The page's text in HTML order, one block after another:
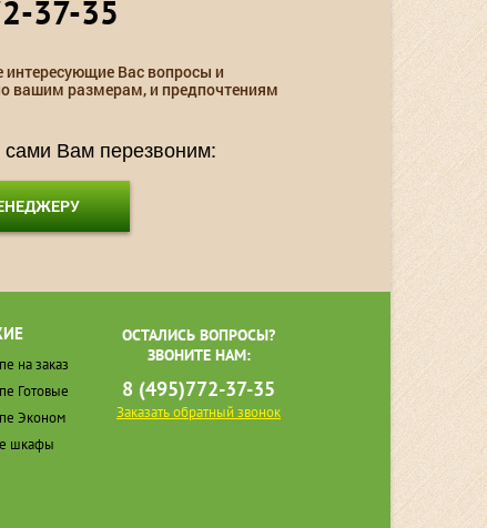
37-35
Вас вопросы и
вашим размерам, и предпочтениям
Вам перезвоним:
на заказ
Готовые
Эконом
шкафы
ОСТАЛИСЬ ВОПРОСЫ?
ЗВОНИТЕ НАМ:
8 (495)772-37-35
Заказать обратный звонок